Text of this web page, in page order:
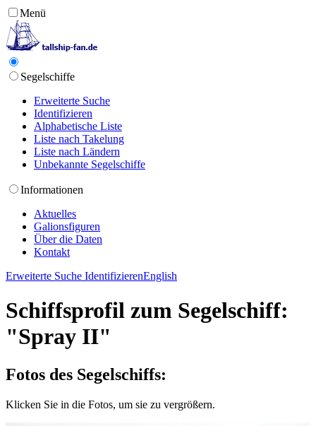
Menü
Segelschiffe
Erweiterte Suche
Identifizieren
Alphabetische Liste
Liste nach Takelung
Liste nach Ländern
Unbekannte Segelschiffe
Informationen
Aktuelles
Galionsfiguren
Über die Daten
Kontakt
Erweiterte Suche IdentifizierenEnglish
Schiffsprofil zum Segelschiff:
"Spray II"
Fotos des Segelschiffs:
Klicken Sie in die Fotos, um sie zu vergrößern.